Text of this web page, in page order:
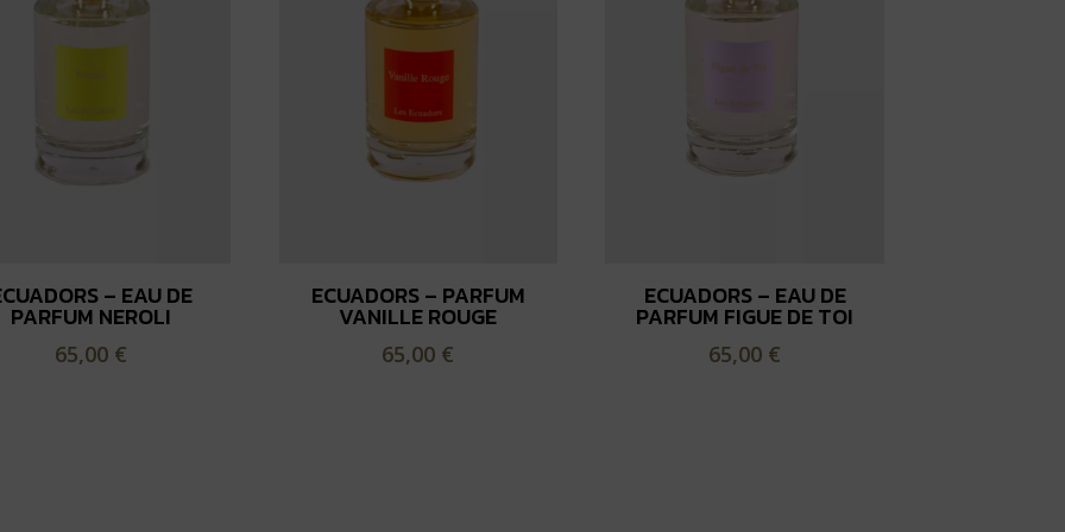
– EAU DE
PARFUM NEROLI
65,00 €
ECUADORS – PARFUM
VANILLE ROUGE
65,00 €
ECUADORS – EAU DE
PARFUM FIGUE DE TOI
65,00 €